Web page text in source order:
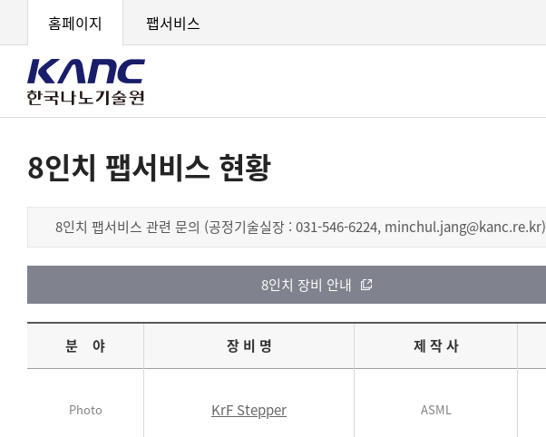
홈페이지 팹서비스
8인치 팹서비스 현황
8인치 팹서비스 관련 문의 (공정기술실장 : 031-546-6224, minchul.jang@kanc.re.kr)
8인치 장비 안내
분 야 장 비 명 제 작 사
Photo KrF Stepper ASML